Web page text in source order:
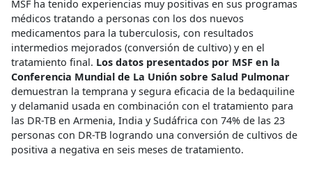
MSF ha tenido experiencias muy positivas en sus programas
médicos tratando a personas con los dos nuevos
medicamentos para la tuberculosis, con resultados
intermedios mejorados (conversión de cultivo) y en el
tratamiento final. Los datos presentados por MSF en la
Conferencia Mundial de La Unión sobre Salud Pulmonar
demuestran la temprana y segura eficacia de la bedaquiline
y delamanid usada en combinación con el tratamiento para
las DR-TB en Armenia, India y Sudáfrica con 74% de las 23
personas con DR-TB logrando una conversión de cultivos de
positiva a negativa en seis meses de tratamiento.